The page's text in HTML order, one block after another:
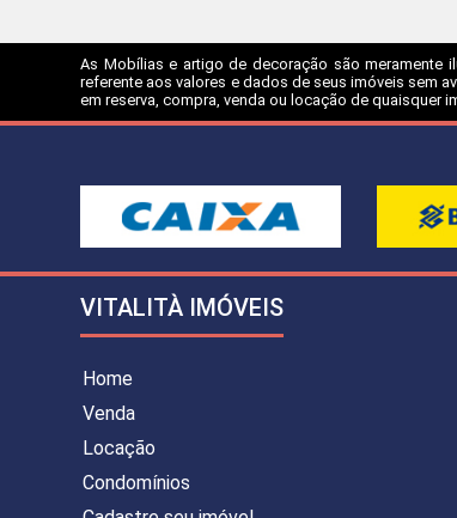
As Mobílias e artigo de decoração são meramente
referente aos valores e dados de seus imóveis sem
em reserva, compra, venda ou locação de quaisquer
VITALITÀ IMÓVEIS
Home
Venda
Locação
Condomínios